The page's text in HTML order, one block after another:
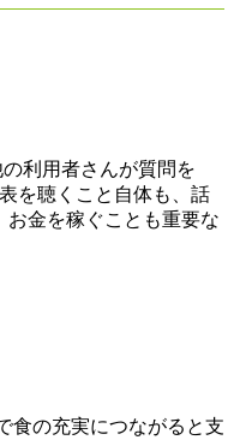
利用者さんが質問を
を聴くこと自体も、話
金を稼ぐことも重要な
食の充実につながると支